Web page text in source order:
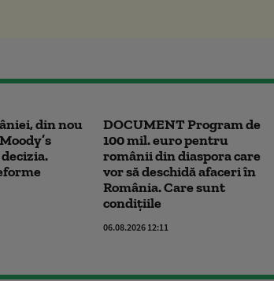
din nou
DOCUMENT Program de
100 mil. euro pentru
românii din diaspora care
vor să deschidă afaceri în
România. Care sunt
condițiile
06.08.2026 12:11